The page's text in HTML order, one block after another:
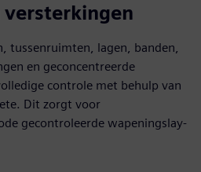
tussenruimten, lagen, banden,
en geconcentreerde
controle met behulp van
Dit zorgt voor
gecontroleerde wapeningslay-